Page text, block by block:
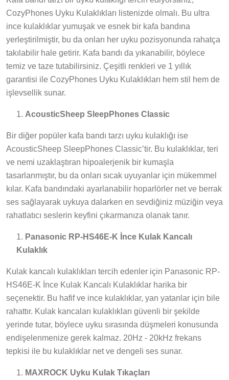
CozyPhones Uyku Kulaklıkları listenizde olmalı. Bu ultra
ince kulaklıklar yumuşak ve esnek bir kafa bandına
yerleştirilmiştir, bu da onları her uyku pozisyonunda rahatça
takılabilir hale getirir. Kafa bandı da yıkanabilir, böylece
temiz ve taze tutabilirsiniz. Çeşitli renkleri ve 1 yıllık
garantisi ile CozyPhones Uyku Kulaklıkları hem stil hem de
işlevsellik sunar.
AcousticSheep SleepPhones Classic
Bir diğer popüler kafa bandı tarzı uyku kulaklığı ise
AcousticSheep SleepPhones Classic’tir. Bu kulaklıklar, teri
ve nemi uzaklaştıran hipoalerjenik bir kumaşla
tasarlanmıştır, bu da onları sıcak uyuyanlar için mükemmel
kılar. Kafa bandındaki ayarlanabilir hoparlörler net ve berrak
ses sağlayarak uykuya dalarken en sevdiğiniz müziğin veya
rahatlatıcı seslerin keyfini çıkarmanıza olanak tanır.
Panasonic RP-HS46E-K İnce Kulak Kancalı
Kulaklık
Kulak kancalı kulaklıkları tercih edenler için Panasonic RP-
HS46E-K İnce Kulak Kancalı Kulaklıklar harika bir
seçenektir. Bu hafif ve ince kulaklıklar, yan yatanlar için bile
rahattır. Kulak kancaları kulaklıkları güvenli bir şekilde
yerinde tutar, böylece uyku sırasında düşmeleri konusunda
endişelenmenize gerek kalmaz. 20Hz - 20kHz frekans
tepkisi ile bu kulaklıklar net ve dengeli ses sunar.
MAXROCK Uyku Kulak Tıkaçları